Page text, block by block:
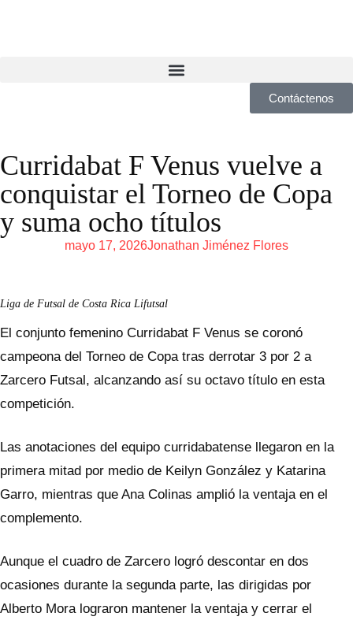
Contáctenos
Curridabat F Venus vuelve a
conquistar el Torneo de Copa
y suma ocho títulos
mayo 17, 2026Jonathan Jiménez Flores
Liga de Futsal de Costa Rica Lifutsal
El conjunto femenino Curridabat F Venus se coronó
campeona del Torneo de Copa tras derrotar 3 por 2 a
Zarcero Futsal, alcanzando así su octavo título en esta
competición.
Las anotaciones del equipo curridabatense llegaron en la
primera mitad por medio de Keilyn González y Katarina
Garro, mientras que Ana Colinas amplió la ventaja en el
complemento.
Aunque el cuadro de Zarcero logró descontar en dos
ocasiones durante la segunda parte, las dirigidas por
Alberto Mora lograron mantener la ventaja y cerrar el